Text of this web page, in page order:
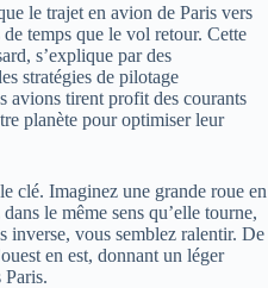
le trajet en avion de Paris vers
temps que le vol retour. Cette
s’explique par des
stratégies de pilotage
avions tirent profit des courants
planète pour optimiser leur
clé. Imaginez une grande roue en
le même sens qu’elle tourne,
inverse, vous semblez ralentir. De
en est, donnant un léger